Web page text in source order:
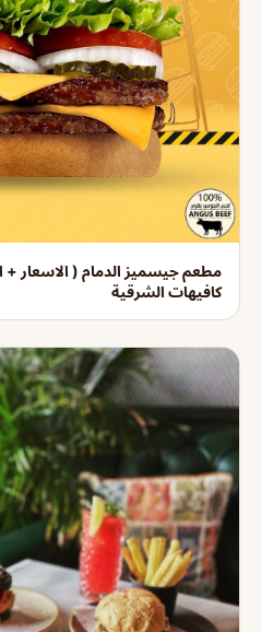
مطعم جيسميز الدمام ( الاسعار +
كافيهات الشرقية